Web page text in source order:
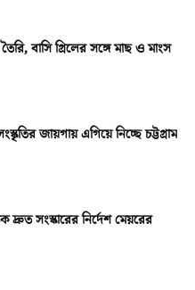
বাসি গ্রিলের সঙ্গে মাছ ও মাংস
জায়গায় এগিয়ে নিচ্ছে চট্টগ্রাম
দ্রুত সংস্কারের নির্দেশ মেয়রের